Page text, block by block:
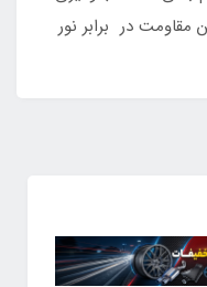
در برابر نور